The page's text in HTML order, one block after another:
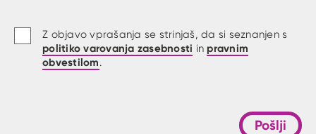
Z objavo vprašanja se strinjaš, da si seznanjen s
politiko varovanja zasebnosti in pravnim
obvestilom.
Pošlji